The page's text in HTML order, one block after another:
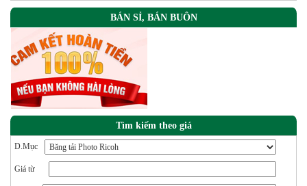
BÁN SỈ, BÁN BUÔN
Tìm kiếm theo giá
D.Mục
Giá từ